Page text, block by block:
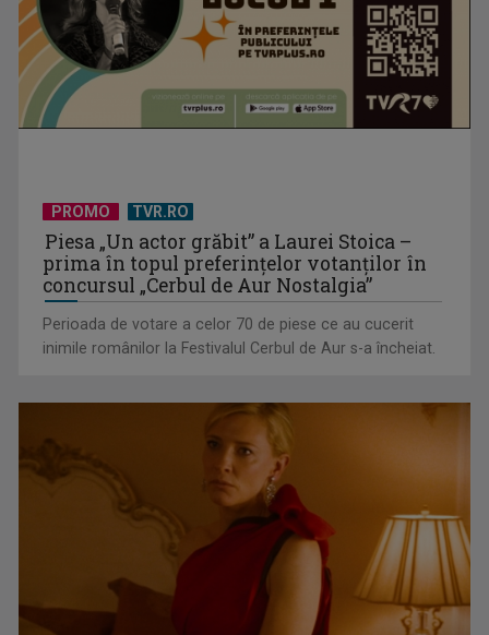
misterul unei ...
„Brazilia – întoarcerea la pădure”: salvarea vine din
înţelepciunea veche, ...
Tenis internațional la Târgu Mureș! TVR Sport transmite
PROMO TVR.RO
Piesa „Un actor grăbit” a Laurei Stoica –
prima în topul preferinţelor votanţilor în
concursul „Cerbul de Aur Nostalgia”
Perioada de votare a celor 70 de piese ce au cucerit
inimile românilor la Festivalul Cerbul de Aur s-a încheiat.